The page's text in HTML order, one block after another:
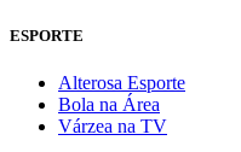
ESPORTE
Alterosa Esporte
Bola na Área
Várzea na TV